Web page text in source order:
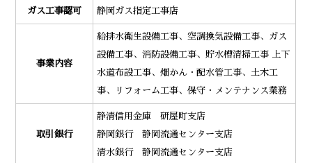
ガス工事認可 静岡ガス指定工事店
事業内容
給排水衛生設備工事、空調換気設備工事、ガス
設備工事、消防設備工事、貯水槽清掃工事 上下
水道布設工事、畑かん・配水管工事、土木工
事、リフォーム工事、保守・メンテナンス業務
取引銀行
静清信用金庫 研屋町支店
静岡銀行 静岡流通センター支店
清水銀行 静岡流通センター支店